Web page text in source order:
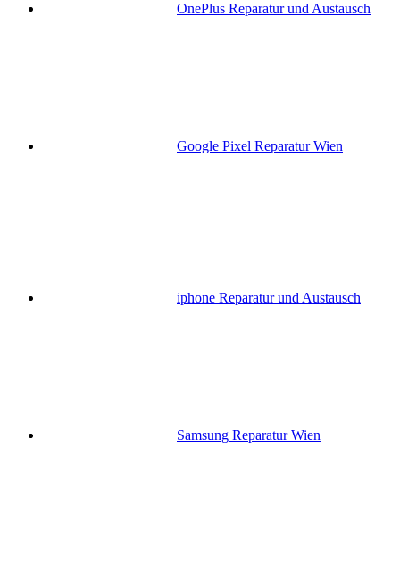
OnePlus Reparatur und Austausch
Google Pixel Reparatur Wien
iphone Reparatur und Austausch
Samsung Reparatur Wien